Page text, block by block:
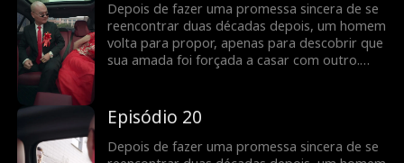
ser feita, permitindo que finalmente fiquem
juntos?
Depois de fazer uma promessa sincera de se
reencontrar duas décadas depois, um homem
volta para propor, apenas para descobrir que
sua amada foi forçada a casar com outro.
jornada para lutar por seu amor. Será que o
verdadeiro amor pode prevalecer e a justiça
ser feita, permitindo que finalmente fiquem
Episódio 20
Depois de fazer uma promessa sincera de se